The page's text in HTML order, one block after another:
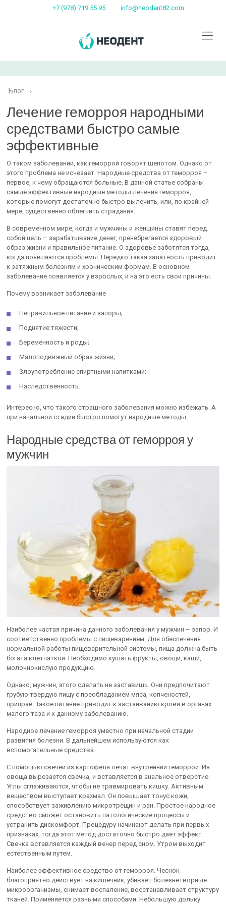
+7 (978) 719 55 95 info@neodent82.com
Блог ›
Лечение геморроя народными
средствами быстро самые
эффективные
О таком заболевании, как геморрой говорят шепотом. Однако от
этого проблема не исчезает. Народные средства от геморроя –
первое, к чему обращаются больные. В данной статье собраны
самые эффективные народные методы лечения геморроя,
которые помогут достаточно быстро вылечить, или, по крайней
мере, существенно облегчить страдания.
В современном мире, когда и мужчины и женщины ставят перед
собой цель – зарабатывание денег, пренебрегается здоровый
образ жизни и правильное питание. О здоровье заботятся тогда,
когда появляются проблемы. Нередко такая халатность приводит
к затяжным болезням и хроническим формам. В основном
заболевание появляется у взрослых, и на это есть свои причины.
Почему возникает заболевание
Неправильное питание и запоры;
Поднятие тяжести;
Беременность и роды;
Малоподвижный образ жизни;
Злоупотребление спиртными напитками;
Наследственность.
Интересно, что такого страшного заболевания можно избежать. А
при начальной стадии быстро помогут народные методы.
Народные средства от геморроя у
мужчин
Наиболее частая причина данного заболевания у мужчин – запор. И
соответственно проблемы с пищеварением. Для обеспечения
нормальной работы пищеварительной системы, пища должна быть
богата клетчаткой. Необходимо кушать фрукты, овощи, каши,
молочнокислую продукцию.
Однако, мужчин, этого сделать не заставишь. Они предпочитают
грубую твердую пищу с преобладанием мяса, копченостей,
приправ. Такое питание приводит к застаиванию крови в органах
малого таза и к данному заболеванию.
Народное лечение геморроя уместно при начальной стадии
развития болезни. В дальнейшем используются как
вспомогательные средства.
С помощью свечей из картофеля лечат внутренний геморрой. Из
овоща вырезается свечка, и вставляется в анальное отверстие.
Углы сглаживаются, чтобы не травмировать кишку. Активным
веществом выступает крахмал. Он повышает тонус кожи,
способствует заживлению микротрещин и ран. Простое народное
средство сможет остановить патологические процессы и
устранить дискомфорт. Процедуру начинают делать при первых
признаках, тогда этот метод достаточно быстро дает эффект.
Свечка вставляется каждый вечер перед сном. Утром выходит
естественным путем.
Наиболее эффективное средство от геморроя. Чеснок
благоприятно действует на кишечник, убивает болезнетворные
микроорганизмы, снимает воспаление, восстанавливает структуру
тканей. Применяется разными способами. Небольшую дольку